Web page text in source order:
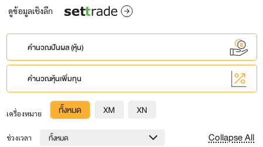
ดูข้อมูลเชิงลึก
คำนวณปันผล (หุ้น)
คำนวณหุ้นเพิ่มทุน
เครื่องหมาย ทั้งหมด XM XN
ช่วงเวลา ทั้งหมด Collapse All